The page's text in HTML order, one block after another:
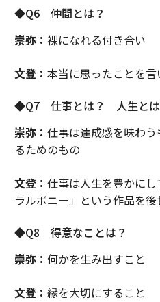
◆Q6 仲間とは？
崇弥： 裸になれる付き合い
文登： 本当に思ったことを
◆Q7 仕事とは？ 人生とは
崇弥： 仕事は達成感を味わ
るためのもの
文登： 仕事は人生を豊かに
ラルボニー」という作品を
◆Q8 得意なことは？
崇弥： 何かを生み出すこと
文登： 縁を大切にすること